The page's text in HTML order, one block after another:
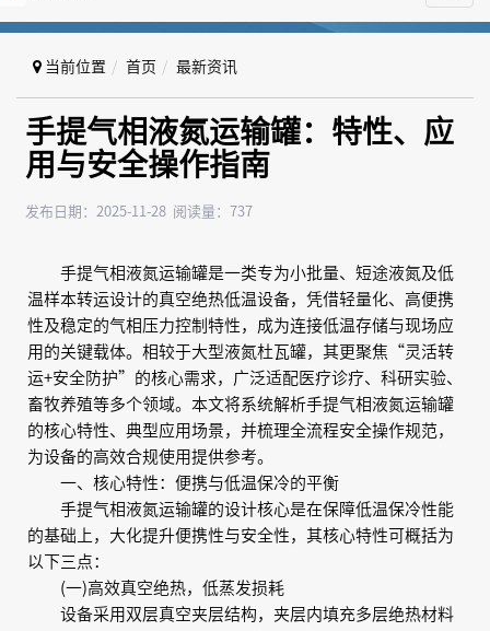
当前位置 首页 最新资讯
手提气相液氮运输罐：特性、应
用与安全操作指南
发布日期：2025-11-28 阅读量：737
手提气相液氮运输罐是一类专为小批量、短途液氮及低
温样本转运设计的真空绝热低温设备，凭借轻量化、高便携
性及稳定的气相压力控制特性，成为连接低温存储与现场应
用的关键载体。相较于大型液氮杜瓦罐，其更聚焦“灵活转
运+安全防护”的核心需求，广泛适配医疗诊疗、科研实验、
畜牧养殖等多个领域。本文将系统解析手提气相液氮运输罐
的核心特性、典型应用场景，并梳理全流程安全操作规范，
为设备的高效合规使用提供参考。
一、核心特性：便携与低温保冷的平衡
手提气相液氮运输罐的设计核心是在保障低温保冷性能
的基础上，大化提升便携性与安全性，其核心特性可概括为
以下三点：
(一)高效真空绝热，低蒸发损耗
设备采用双层真空夹层结构，夹层内填充多层绝热材料